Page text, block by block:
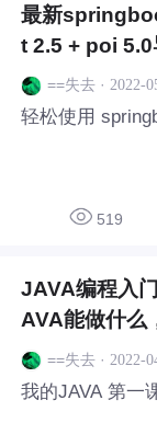
最新
t 2.5 + poi
==失去· 2022-
轻松使用
519
JAVA编程入
AVA能做什么
==失去· 2022-
我的JAVA 第一